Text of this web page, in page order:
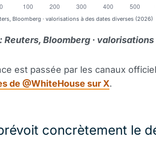
Bloomberg · valorisations à des dates diverses (2026)
Reuters, Bloomberg ·
est passée par les canaux
de @WhiteHouse sur X.
concrètement le